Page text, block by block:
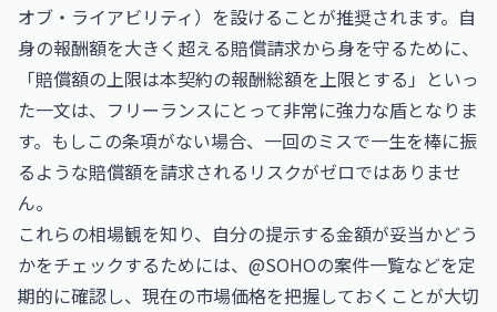
オブ・ライアビリティ）を設けることが推奨されます。自
身の報酬額を大きく超える賠償請求から身を守るために、
「賠償額の上限は本契約の報酬総額を上限とする」といっ
た一文は、フリーランスにとって非常に強力な盾となりま
す。もしこの条項がない場合、一回のミスで一生を棒に振
るような賠償額を請求されるリスクがゼロではありませ
ん。
これらの相場観を知り、自分の提示する金額が妥当かどう
かをチェックするためには、 @SOHOの案件一覧などを定
期的に確認し、現在の市場価格を把握しておくことが大切